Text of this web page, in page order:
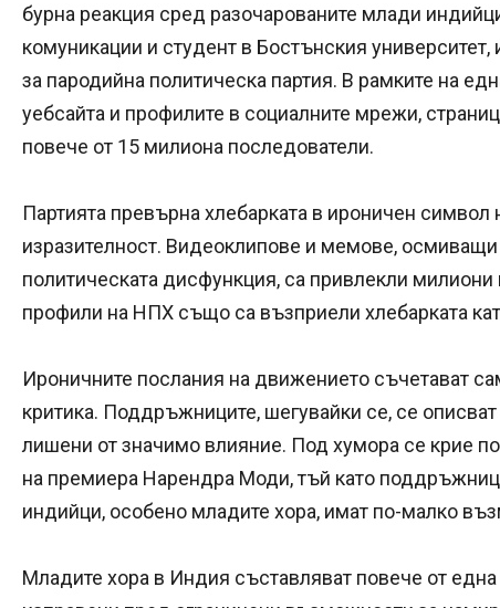
бурна реакция сред разочарованите млади
комуникации и студент в Бостънския
за пародийна политическа партия. В рамките на
уебсайта и профилите в социалните мрежи,
повече от 15 милиона последователи.
Партията превърна хлебарката в ироничен
изразителност. Видеоклипове и мемове, осмиващи
политическата дисфункция, са привлекли
профили на НПХ също са възприели хлебарката
Ироничните послания на движението съчетават
критика. Поддръжниците, шегувайки се, се
лишени от значимо влияние. Под хумора се крие
на премиера Нарендра Моди, тъй като
индийци, особено младите хора, имат по-малко
Младите хора в Индия съставляват повече от една